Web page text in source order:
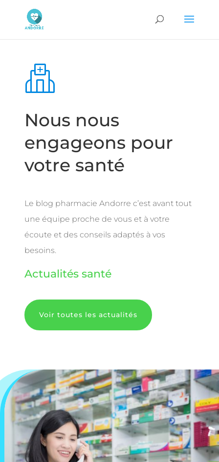
Nous nous
engageons pour
votre santé
Le blog pharmacie Andorre c’est avant tout
une équipe proche de vous et à votre
écoute et des conseils adaptés à vos
besoins.
Actualités santé
Voir toutes les actualités